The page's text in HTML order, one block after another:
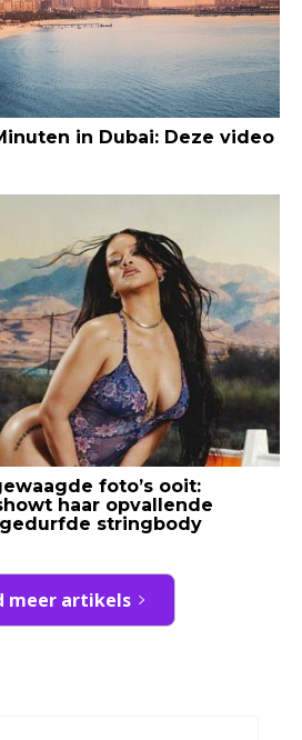
in Dubai: Deze video
foto’s ooit:
haar opvallende
stringbody
meer artikels